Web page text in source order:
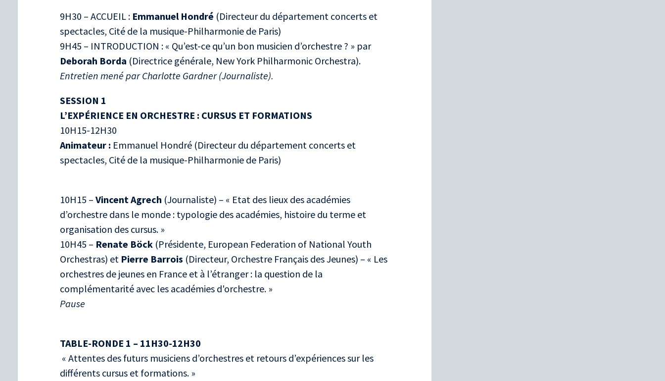
9H30 – ACCUEIL : Emmanuel Hondré (Directeur du département concerts et
spectacles, Cité de la musique-Philharmonie de Paris)
9H45 – INTRODUCTION : « Qu’est-ce qu’un bon musicien d’orchestre ? » par
Deborah Borda (Directrice générale, New York Philharmonic Orchestra).
Entretien mené par Charlotte Gardner (Journaliste).
SESSION 1
L’EXPÉRIENCE EN ORCHESTRE : CURSUS ET FORMATIONS
10H15-12H30
Animateur : Emmanuel Hondré (Directeur du département concerts et
spectacles, Cité de la musique-Philharmonie de Paris)
10H15 – Vincent Agrech (Journaliste) – « Etat des lieux des académies
d’orchestre dans le monde : typologie des académies, histoire du terme et
organisation des cursus. »
10H45 – Renate Böck (Présidente, European Federation of National Youth
Orchestras) et Pierre Barrois (Directeur, Orchestre Français des Jeunes) – « Les
orchestres de jeunes en France et à l’étranger : la question de la
complémentarité avec les académies d'orchestre. »
Pause
TABLE-RONDE 1 – 11H30-12H30
« Attentes des futurs musiciens d’orchestres et retours d’expériences sur les
différents cursus et formations. »